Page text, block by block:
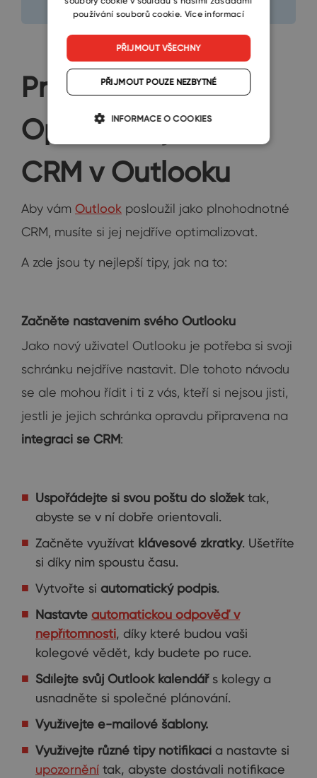
První kroky?
Optimalizujte své
CRM v Outlooku
Aby vám Outlook posloužil jako plnohodnotné
CRM, musíte si jej nejdříve optimalizovat.
A zde jsou ty nejlepší tipy, jak na to:
Začněte nastavením svého Outlooku
Jako nový uživatel Outlooku je potřeba si svoji
schránku nejdříve nastavit. Dle tohoto návodu
se ale mohou řídit i ti z vás, kteří si nejsou jisti,
jestli je jejich schránka opravdu připravena na
integraci se CRM:
Uspořádejte si svou poštu do složektak,
abyste se v ní dobře orientovali.
Začněte využívat klávesové zkratky. Ušetříte
si díky nim spoustu času.
Vytvořte si automatický podpis.
Nastavte automatickou odpověď v
nepřítomnosti, díky které budou vaši
kolegové vědět, kdy budete po ruce.
Sdílejte svůj Outlook kalendář s kolegy a
usnadněte si společné plánování.
Využívejte e-mailové šablony.
Využívejte různé tipy notifikací a nastavte si
upozornění tak, abyste dostávali notifikace
používání souborů cookie. Více informací
PŘIJMOUT VŠECHNY
PŘIJMOUT POUZE NEZBYTNÉ
INFORMACE O COOKIES